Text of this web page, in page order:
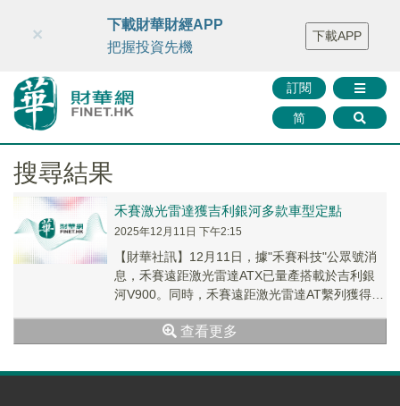
財華智庫網 FINTV FINMETA 財華證券 媒體矩陣
智庫沙龍
聯絡我們
訂閱
简
×
下載財華財經APP
把握投資先機
下載APP
搜尋結果
禾賽激光雷達獲吉利銀河多款車型定點
2025年12月11日 下午2:15
【財華社訊】12月11日，據"禾賽科技"公眾號消
息，禾賽遠距激光雷達ATX已量產搭載於吉利銀
河V900。同時，禾賽遠距激光雷達AT繫列獲得吉
查看更多